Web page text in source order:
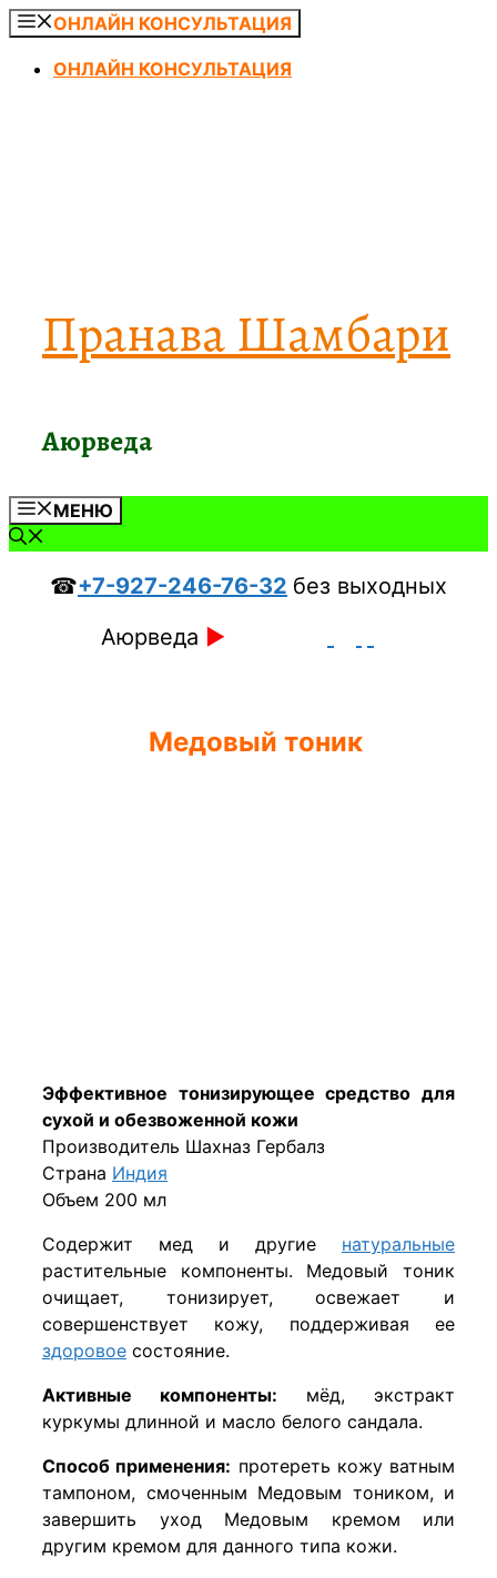
Перейти
содержимому
ОНЛАЙН КОНСУЛЬТАЦИЯ
ОНЛАЙН КОНСУЛЬТАЦИЯ
Пранава Шамбари
Аюрведа
МЕНЮ
☎+7-927-246-76-32 без выходных
Аюрведа ►
Медовый тоник
Эффективное тонизирующее средство для
сухой и обезвоженной кожи
Производитель Шахназ Гербалз
Страна Индия
Объем 200 мл
Содержит мед и другие натуральные
растительные компоненты. Медовый тоник
очищает, тонизирует, освежает и
совершенствует кожу, поддерживая ее
здоровое состояние.
Активные компоненты: мёд, экстракт
куркумы длинной и масло белого сандала.
Способ применения: протереть кожу ватным
тампоном, смоченным Медовым тоником, и
завершить уход Медовым кремом или
другим кремом для данного типа кожи.